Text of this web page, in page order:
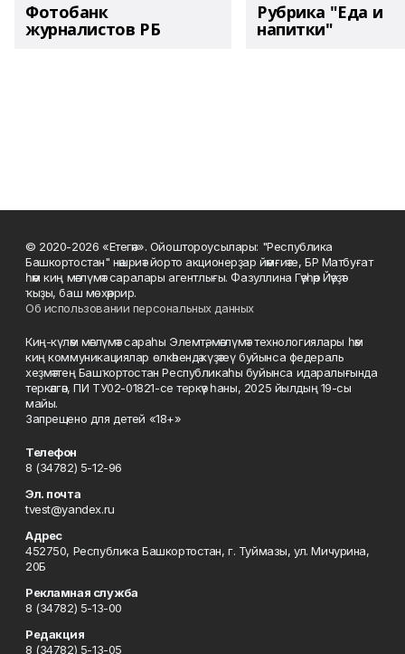
Фотобанк
журналистов РБ
Рубрика "Еда и
напитки"
© 2020-2026 «Етегән». Ойоштороусылары: "Республика
Башкортостан" нәшриәт йорто акционерҙар йәмғиәте, БР Матбуғат
һәм киң мәғлүмәт саралары агентлығы. Фазуллина Гәүһәр Йәүҙәт
ҡыҙы, баш мөхәррир.
Об использовании персональных данных
Киң-күләм мәғлүмәт сараһы Элемтә, мәғлүмәт технологиялары һәм
киң коммуникациялар өлкәһендә күҙәтеү буйынса федераль
хеҙмәттең Башҡортостан Республикаһы буйынса идаралығында
теркәлгән, ПИ ТУ02-01821-се теркәү һаны, 2025 йылдың 19-сы
майы.
Запрещено для детей «18+»
Телефон
8 (34782) 5-12-96
Эл. почта
tvest@yandex.ru
Адрес
452750, Республика Башкортостан, г. Туймазы, ул. Мичурина,
20Б
Рекламная служба
8 (34782) 5-13-00
Редакция
8 (34782) 5-13-05